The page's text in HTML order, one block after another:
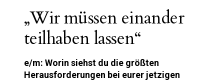
„Wir müssen einander
teilhaben lassen“
e/m: Worin siehst du die größten
Herausforderungen bei eurer jetzigen